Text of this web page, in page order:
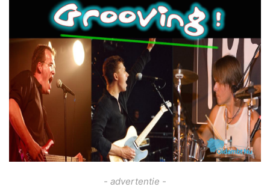
- advertentie -